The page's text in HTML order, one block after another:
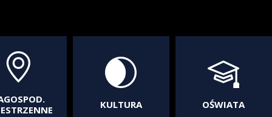
KULTURA OŚWIATA